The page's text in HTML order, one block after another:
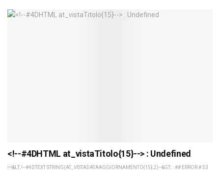
<!--#4DHTML at_vistaTitolo{15}--> : Undefined
&LT;!--#4DTEXT STRING(AT_VISTADATAAGGIORNAMENTO{15};2)--&GT; : ## ERROR # 53